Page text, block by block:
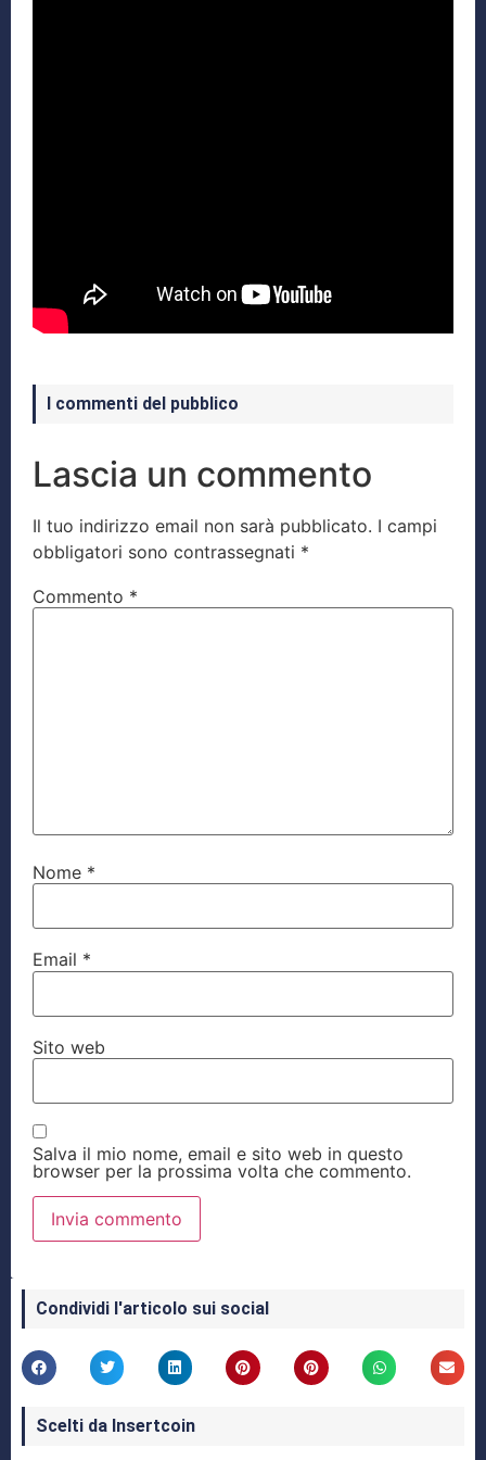
I commenti del pubblico
Lascia un commento
Il tuo indirizzo email non sarà pubblicato. I campi
obbligatori sono contrassegnati *
Commento *
Nome *
Email *
Sito web
Salva il mio nome, email e sito web in questo
browser per la prossima volta che commento.
Condividi l'articolo sui social
Scelti da Insertcoin